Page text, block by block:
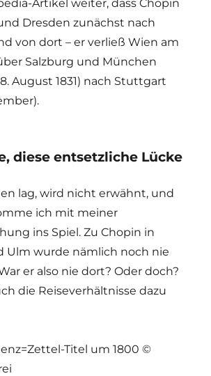
Artikel weiter, dass Chopin
Dresden zunächst nach
von dort – er verließ Wien am
über Salzburg und München
August 1831) nach Stuttgart
diese entsetzliche Lücke
lag, wird nicht erwähnt, und
ich mit meiner
ins Spiel. Zu Chopin in
Ulm wurde nämlich noch nie
er also nie dort? Oder doch?
die Reiseverhältnisse dazu